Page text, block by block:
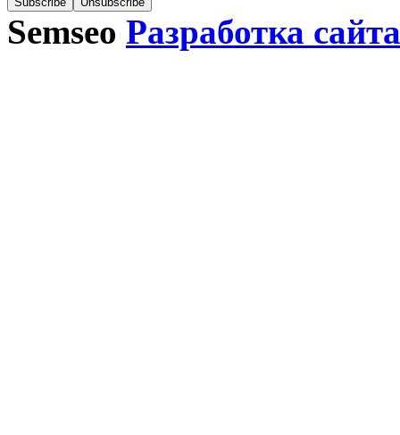
Semseo Разработка сайта